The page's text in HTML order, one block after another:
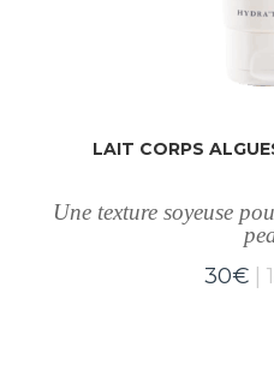
LAIT CORPS
Une texture soyeuse
30€